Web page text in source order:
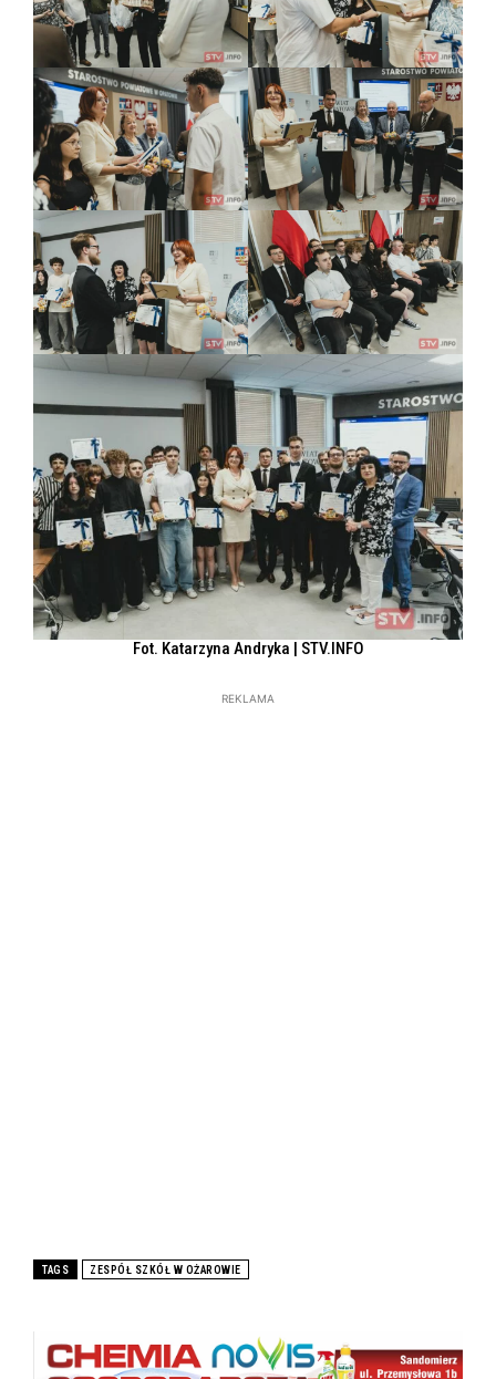
Fot. Katarzyna Andryka | STV.INFO
REKLAMA
TAGS ZESPÓŁ SZKÓŁ W OŻAROWIE